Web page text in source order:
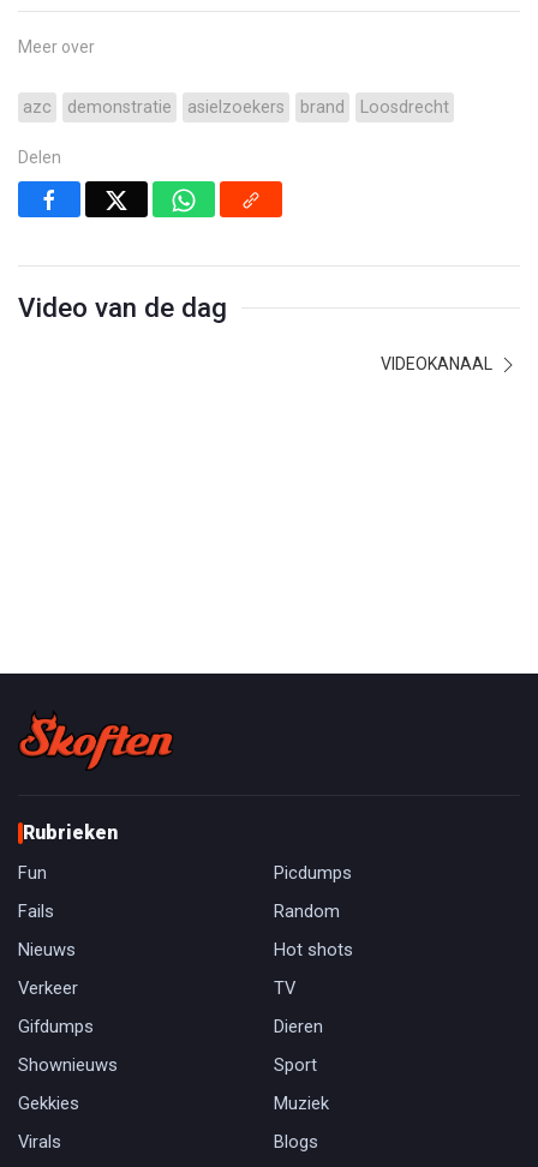
Meer over
azc demonstratie asielzoekers brand Loosdrecht
Delen
Video van de dag
VIDEOKANAAL
Rubrieken
Fun
Picdumps
Fails
Random
Nieuws
Hot shots
Verkeer
TV
Gifdumps
Dieren
Shownieuws
Sport
Gekkies
Muziek
Virals
Blogs